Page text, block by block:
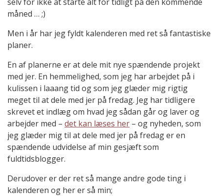
måned … ;)
Men i år har jeg fyldt kalenderen med ret så fantastiske
planer.
En af planerne er at dele mit nye spændende projekt
med jer. En hemmelighed, som jeg har arbejdet på i
kulissen i laaang tid og som jeg glæder mig rigtig
meget til at dele med jer på fredag. Jeg har tidligere
skrevet et indlæg om hvad jeg sådan går og laver og
arbejder med – det kan læses her – og nyheden, som
jeg glæder mig til at dele med jer på fredag er en
spændende udvidelse af min gesjæft som
fuldtidsblogger.
Derudover er der ret så mange andre gode ting i
kalenderen og her er så min;